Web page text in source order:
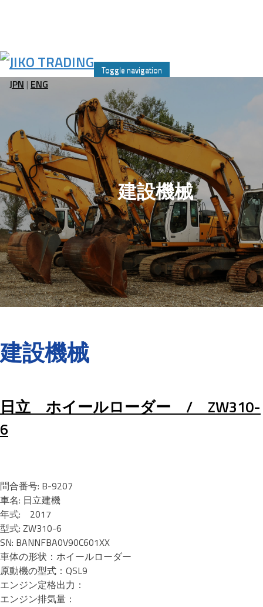
Skip
content
Toggle navigation
JPN | ENG
建設機械
建設機械
日立 ホイールローダー / ZW310-
6
問合番号: B-9207
車名: 日立建機
年式: 2017
型式: ZW310-6
SN: BANNFBA0V90C601XX
車体の形状：ホイールローダー
原動機の型式：QSL9
エンジン定格出力：
エンジン排気量：